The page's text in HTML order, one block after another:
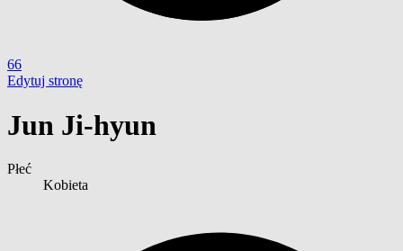
66
Edytuj stronę
Jun Ji-hyun
Płeć
Kobieta